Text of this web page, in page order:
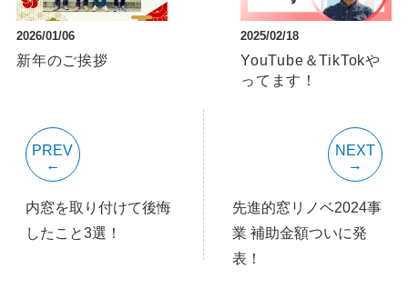
2026/01/06
新年のご挨拶
2025/02/18
YouTube＆TikTokや
ってます！
PREV
内窓を取り付けて後悔
したこと3選！
NEXT
先進的窓リノベ2024事
業 補助金額ついに発
表！